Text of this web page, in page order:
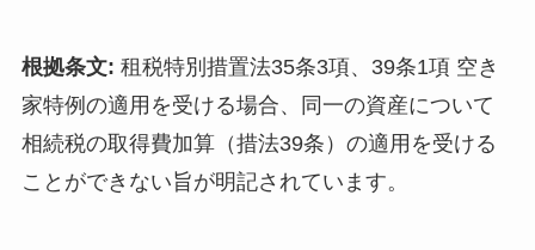
根拠条文: 租税特別措置法35条3項、39条1項 空き
家特例の適用を受ける場合、同一の資産について
相続税の取得費加算（措法39条）の適用を受ける
ことができない旨が明記されています。